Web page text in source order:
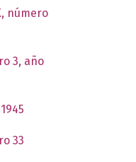
número
3, año
33